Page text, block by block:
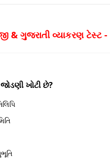
& ગુજરાતી વ્યાકરણ ટેસ્ટ -
ખોટી છે?